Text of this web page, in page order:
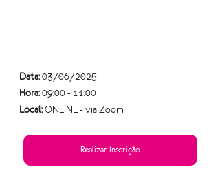
Data: 03/06/2025
Hora: 09:00 - 11:00
Local: ONLINE - via Zoom
Realizar Inscrição